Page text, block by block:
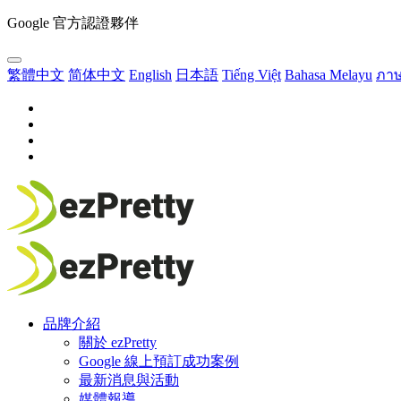
Google 官方認證夥伴
繁體中文 简体中文 English 日本語 Tiếng Việt Bahasa Melayu ภา
品牌介紹
關於 ezPretty
Google 線上預訂成功案例
最新消息與活動